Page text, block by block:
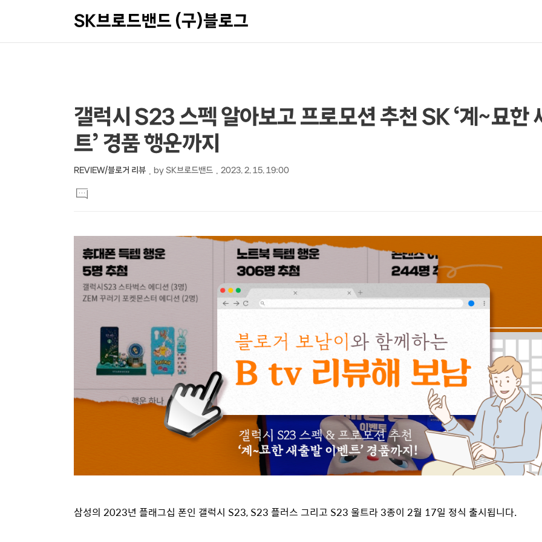
SK브로드밴드 (구)블로그
상
세
컨
텐
츠
본
문
제
갤럭시 S23 스펙 알아보고 프로모션 추천 SK ‘계~묘한
트’ 경품 행운까지
REVIEW/블로거 리뷰 by SK브로드밴드 2023. 2. 15. 19:00
문
댓
글
삼성의 2023년 플래그십 폰인 갤럭시 S23, S23 플러스 그리고 S23 울트라 3종이 2월 17일 정식 출시됩니다.